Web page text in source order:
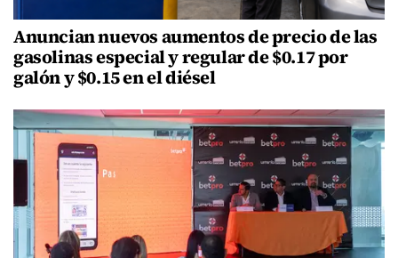
Anuncian nuevos aumentos de precio de las
gasolinas especial y regular de $0.17 por
galón y $0.15 en el diésel